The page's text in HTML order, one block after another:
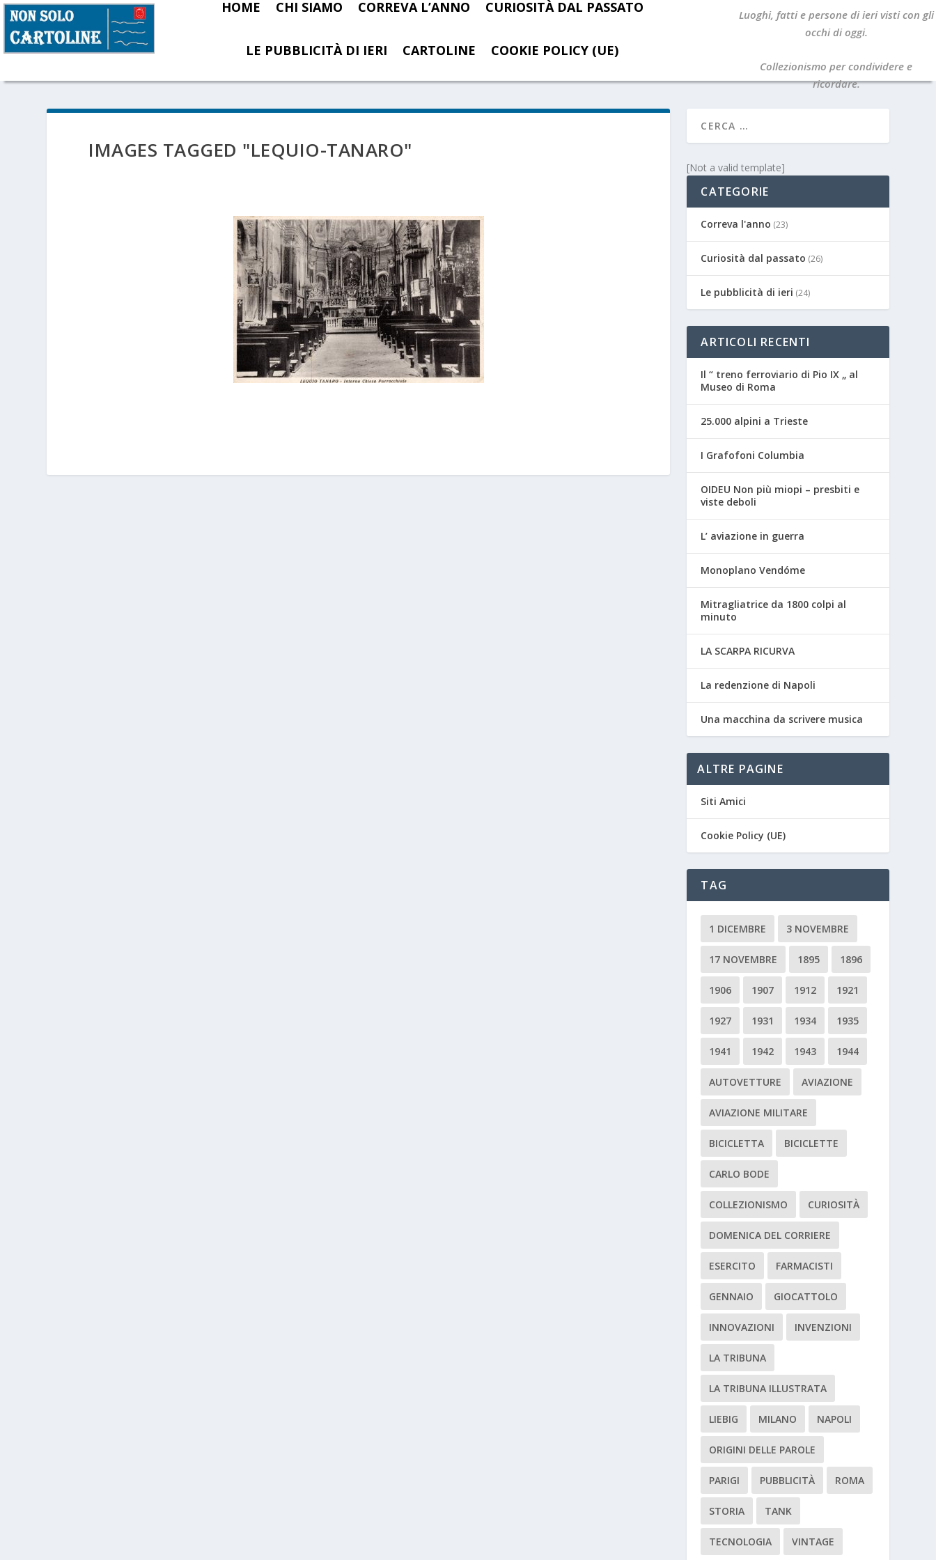
HOME CHI SIAMO CORREVA L’ANNO CURIOSITÀ DAL PASSATO
LE PUBBLICITÀ DI IERI CARTOLINE COOKIE POLICY (UE)
Luoghi, fatti e persone di ieri visti con gli
occhi di oggi.
Collezionismo per condividere e
ricordare.
IMAGES TAGGED "LEQUIO-TANARO"
[Not a valid template]
CATEGORIE
Correva l'anno (23)
Curiosità dal passato (26)
Le pubblicità di ieri (24)
ARTICOLI RECENTI
Il “ treno ferroviario di Pio IX „ al
Museo di Roma
25.000 alpini a Trieste
I Grafofoni Columbia
OIDEU Non più miopi – presbiti e
viste deboli
L’ aviazione in guerra
Monoplano Vendóme
Mitragliatrice da 1800 colpi al
minuto
LA SCARPA RICURVA
La redenzione di Napoli
Una macchina da scrivere musica
ALTRE PAGINE
Siti Amici
Cookie Policy (UE)
TAG
1 DICEMBRE 3 NOVEMBRE
17 NOVEMBRE 1895 1896
1906 1907 1912 1921
1927 1931 1934 1935
1941 1942 1943 1944
AUTOVETTURE AVIAZIONE
AVIAZIONE MILITARE
BICICLETTA BICICLETTE
CARLO BODE
COLLEZIONISMO CURIOSITÀ
DOMENICA DEL CORRIERE
ESERCITO FARMACISTI
GENNAIO GIOCATTOLO
INNOVAZIONI INVENZIONI
LA TRIBUNA
LA TRIBUNA ILLUSTRATA
LIEBIG MILANO NAPOLI
ORIGINI DELLE PAROLE
PARIGI PUBBLICITÀ ROMA
STORIA TANK
TECNOLOGIA VINTAGE